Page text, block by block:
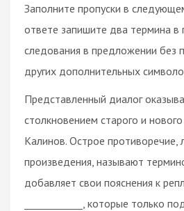
Заполните пропуски в
ответе запишите два термина в
следования в предложении без
других дополнительных
Представленный диалог
столкновением старого и
Калинов. Острое
произведения, называют
добавляет свои пояснения к
____________, которые только